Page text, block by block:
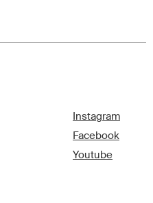
Instagram
Facebook
Youtube